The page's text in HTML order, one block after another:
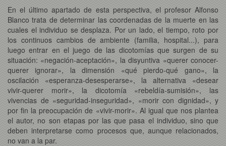
En el último apartado de esta perspectiva, el profesor Alfonso
Blanco trata de determinar las coordenadas de la muerte en las
cuales el individuo se desplaza. Por un lado, el tiempo, roto por
los continuos cambios de ambiente (familia, hospital...), para
luego entrar en el juego de las dicotomías que surgen de su
situación: «negación-aceptación», la disyuntiva «querer conocer-
querer ignorar», la dimensión «qué pierdo-qué gano», la
oscilación «esperanza-desesperarse», la alternativa «desear
vivir-querer morir», la dicotomía «rebeldía-sumisión», las
vivencias de «seguridad-inseguridad», «morir con dignidad», y
por fin la preocupación de «vivir-morir». Al igual que nos plantea
el autor, no son etapas por las que pasa el individuo, sino que
deben interpretarse como procesos que, aunque relacionados,
no van a la par.